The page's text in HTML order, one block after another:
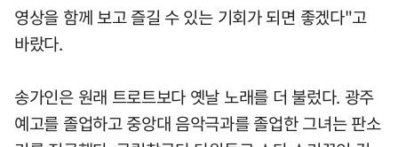
영상을 함께 보고 즐길 수 있는 기회가 되면 좋겠다"고
바랐다.
송가인은 원래 트로트보다 옛날 노래를 더 불렀다. 광주
예고를 졸업하고 중앙대 음악극과를 졸업한 그녀는 판소